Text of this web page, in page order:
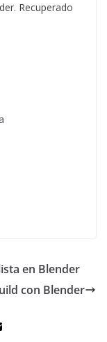
Recuperado
en Blender
con Blender